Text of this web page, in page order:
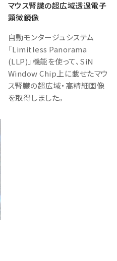
マウス腎臓の超広域透過電子
顕微鏡像
自動モンタージュシステム
「Limitless Panorama
(LLP)」機能を使って、SiN
Window Chip上に載せたマウ
ス腎臓の超広域・高精細画像
を取得しました。